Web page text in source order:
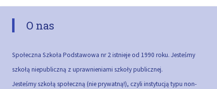
O nas
Społeczna Szkoła Podstawowa nr 2 istnieje od 1990 roku. Jesteśmy
szkołą niepubliczną z uprawnieniami szkoły publicznej.
Jesteśmy szkołą społeczną (nie prywatną!), czyli instytucją typu non-